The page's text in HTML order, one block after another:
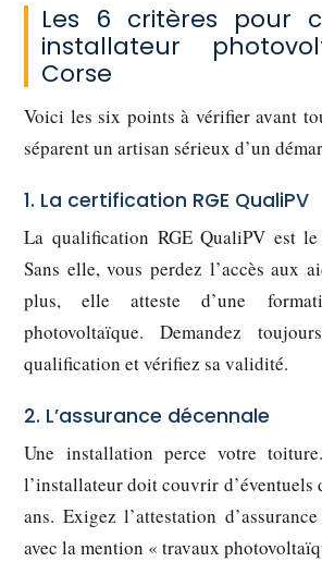
Les 6 critères pour
installateur
Corse
Voici les six points à vérifier avant
séparent un artisan sérieux d’un
1. La certification RGE QualiPV
La qualification RGE QualiPV est
Sans elle, vous perdez l’accès aux
plus, elle atteste d’une
photovoltaïque. Demandez
qualification et vérifiez sa validité.
2. L’assurance décennale
Une installation perce votre
l’installateur doit couvrir d’éventuels
ans. Exigez l’attestation
avec la mention « travaux